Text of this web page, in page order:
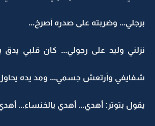
برجلي... وضربته على صدره أصرخ...
نزلني وليد على رجولي... كان قلبي
شفايفي وأرتعش جسمي... ومد يده
يقول بتوتر: أهدي... أهدي يالخنساء...